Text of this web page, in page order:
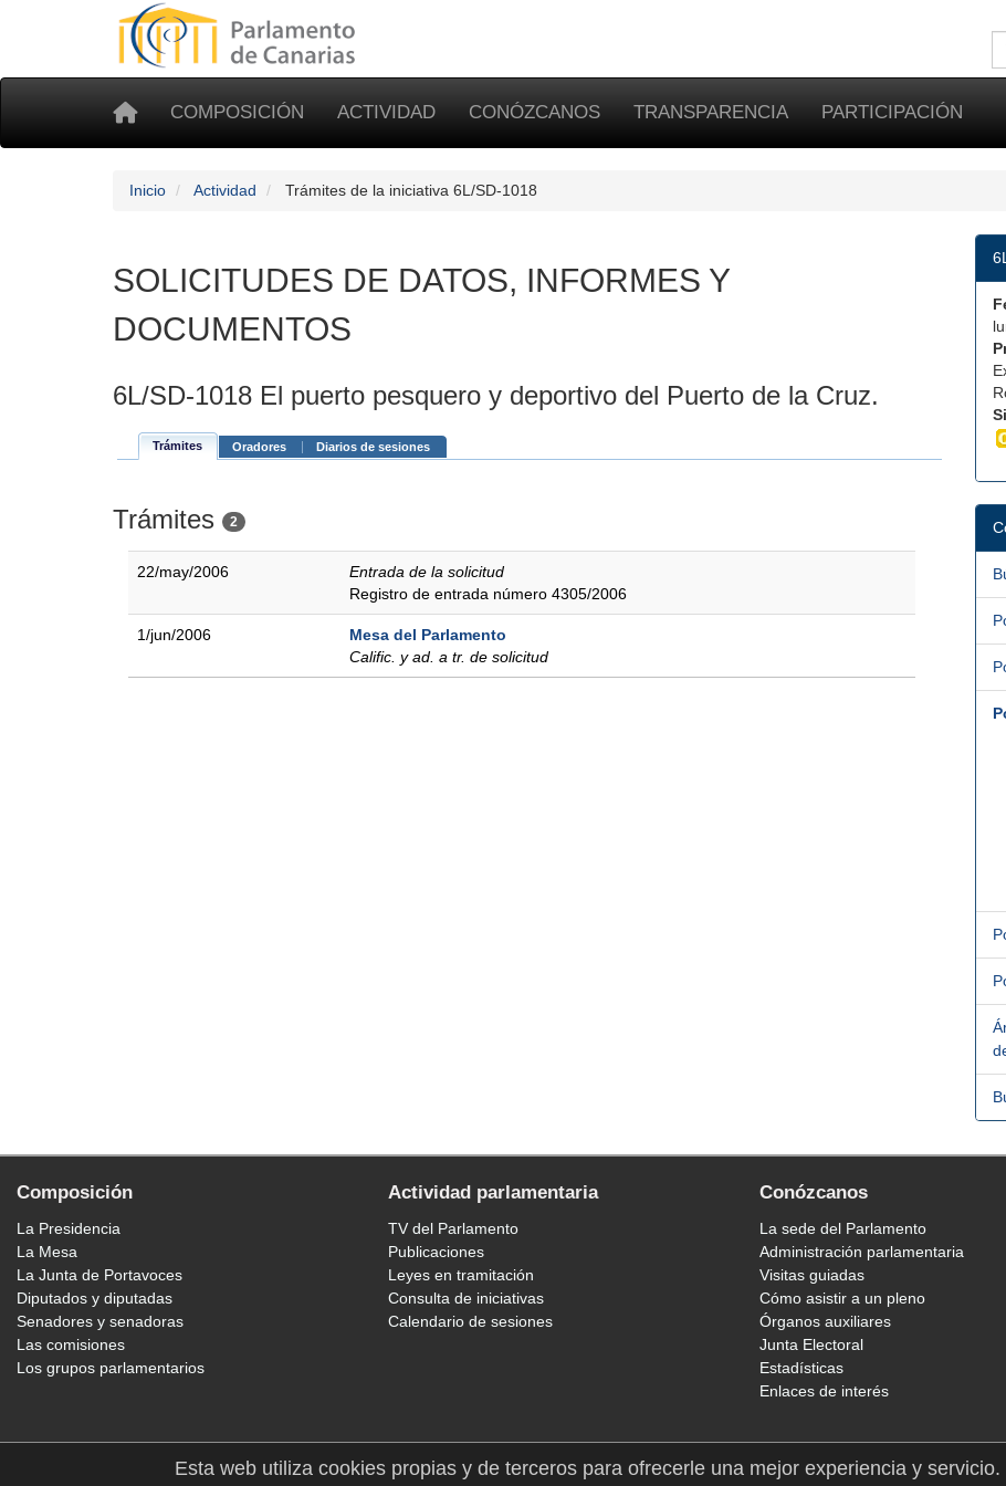
COMPOSICIÓN ACTIVIDAD CONÓZCANOS TRANSPARENCIA PARTICIPACIÓN
Inicio Actividad Trámites de la iniciativa 6L/SD-1018
SOLICITUDES DE DATOS, INFORMES Y
DOCUMENTOS
6L/SD-1018 El puerto pesquero y deportivo del Puerto de la Cruz.
Trámites Oradores Diarios de sesiones
Trámites 2
22/may/2006
Entrada de la solicitud
Registro de entrada número 4305/2006
1/jun/2006
Mesa del Parlamento
Calific. y ad. a tr. de solicitud
Composición
La Presidencia
La Mesa
La Junta de Portavoces
Diputados y diputadas
Senadores y senadoras
Las comisiones
Los grupos parlamentarios
Actividad parlamentaria
TV del Parlamento
Publicaciones
Leyes en tramitación
Consulta de iniciativas
Calendario de sesiones
Conózcanos
La sede del Parlamento
Administración parlamentaria
Visitas guiadas
Cómo asistir a un pleno
Órganos auxiliares
Junta Electoral
Estadísticas
Enlaces de interés
Esta web utiliza cookies propias y de terceros para ofrecerle una mejor experiencia y